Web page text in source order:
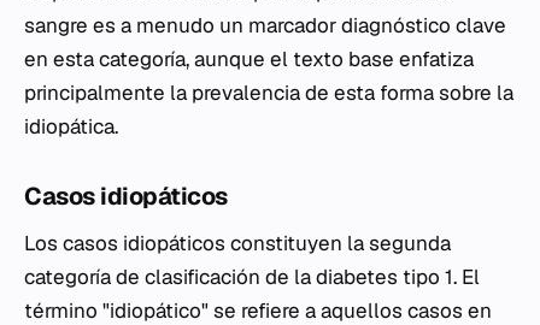
sangre es a menudo un marcador diagnóstico clave
en esta categoría, aunque el texto base enfatiza
principalmente la prevalencia de esta forma sobre la
idiopática.
Casos idiopáticos
Los casos idiopáticos constituyen la segunda
categoría de clasificación de la diabetes tipo 1. El
término "idiopático" se refiere a aquellos casos en